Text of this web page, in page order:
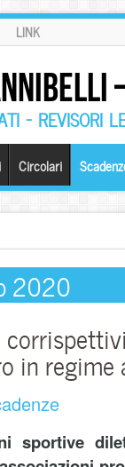
LINK
– REVISORI
Circolari
2020
in regime
sportive